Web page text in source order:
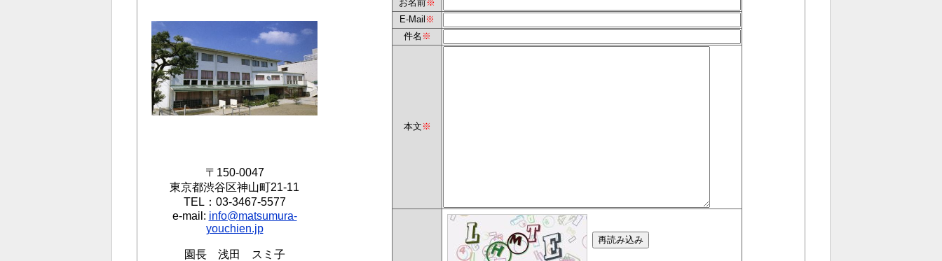
お名前※
E-Mail ※
件名 ※
本文 ※
〒150-0047
東京都渋谷区神山町21-11
TEL：03-3467-5577
e-mail: info@matsumura-
youchien.jp
園長 浅田 スミ子